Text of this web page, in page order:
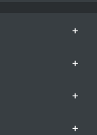
+
+
+
+